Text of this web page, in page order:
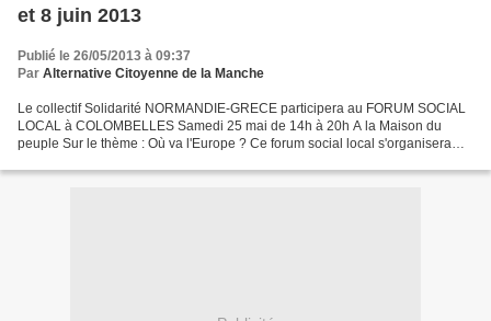
et 8 juin 2013
Publié le 26/05/2013 à 09:37
Par Alternative Citoyenne de la Manche
Le collectif Solidarité NORMANDIE-GRECE participera au FORUM SOCIAL
LOCAL à COLOMBELLES Samedi 25 mai de 14h à 20h A la Maison du
peuple Sur le thème : Où va l'Europe ? Ce forum social local s'organisera